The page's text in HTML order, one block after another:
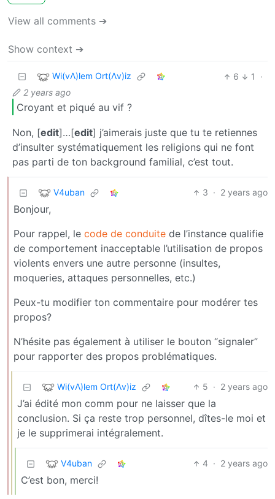
View all comments ➔
Show context ➔
Wi(vΛ)lem Ort(Λv)iz 6 1
·
2 years ago
Croyant et piqué au vif ?
Non, [edit]…[edit] j’aimerais juste que tu te retiennes
d’insulter systématiquement les religions qui ne font
pas parti de ton background familial, c’est tout.
V4uban 3 · 2 years ago
Bonjour,
Pour rappel, le code de conduite de l’instance qualifie
de comportement inacceptable l’utilisation de propos
violents envers une autre personne (insultes,
moqueries, attaques personnelles, etc.)
Peux-tu modifier ton commentaire pour modérer tes
propos?
N’hésite pas également à utiliser le bouton “signaler”
pour rapporter des propos problématiques.
Wi(vΛ)lem Ort(Λv)iz 5 · 2 years ago
J’ai édité mon comm pour ne laisser que la
conclusion. Si ça reste trop personnel, dîtes-le moi et
je le supprimerai intégralement.
V4uban 4 · 2 years ago
C’est bon, merci!